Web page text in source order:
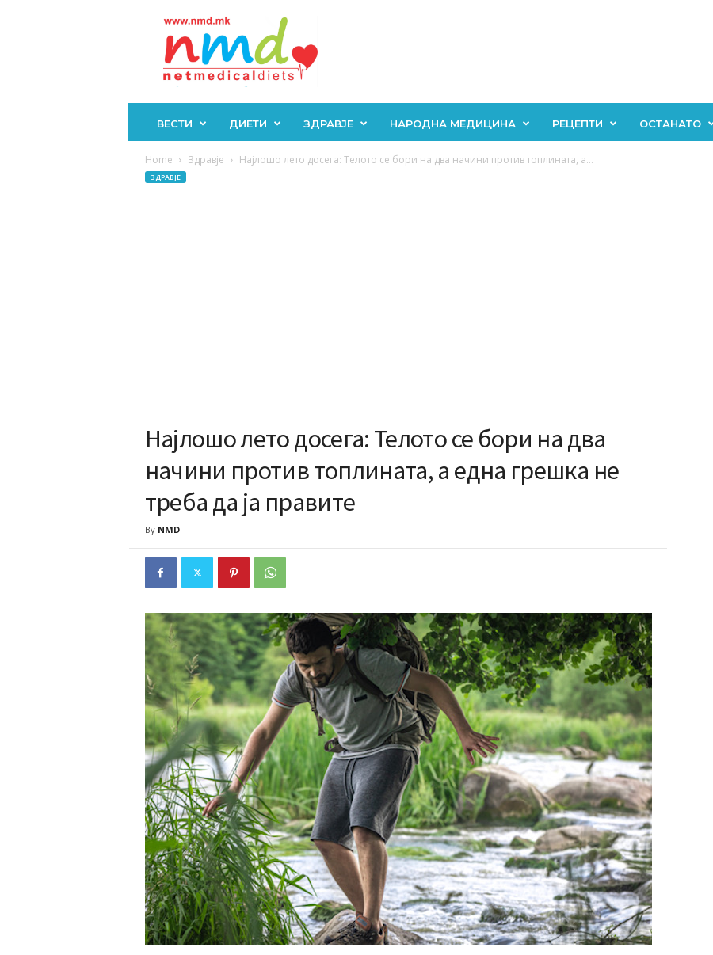
ВЕСТИ ДИЕТИ ЗДРАВЈЕ НАРОДНА МЕДИЦИНА РЕЦЕПТИ ОСТАНАТО
Home Здравје Најлошо лето досега: Телото се бори на два начини против топлината, а...
ЗДРАВЈЕ
Најлошо лето досега: Телото се бори на два
начини против топлината, а една грешка не
треба да ја правите
By NMD-